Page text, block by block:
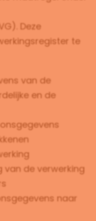
Deze
te
van de
en de
de verwerking
naar